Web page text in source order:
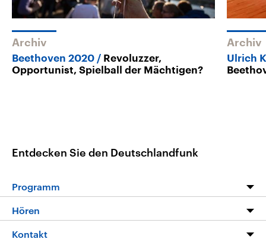
Archiv
Beethoven 2020
Revoluzzer,
Opportunist, Spielball der Mächtigen?
Archiv
Ulrich
Entdecken Sie den Deutschlandfunk
Programm
Programm
Hören
Livestream
Kontakt